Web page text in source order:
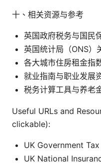
十、相关资源与参考
英国政府税务与国民
英国统计局（ONS）
各大城市住房租金指
就业指南与职业发展
税务计算工具与养老
Useful URLs and
clickable):
UK Government
UK National